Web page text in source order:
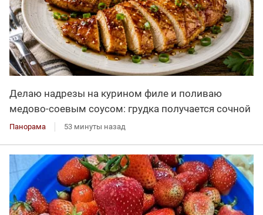
Делаю надрезы на курином филе и поливаю
медово-соевым соусом: грудка получается сочной
Панорама 53 минуты назад